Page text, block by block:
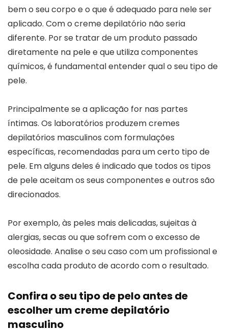
bem o seu corpo e o que é adequado para nele ser
aplicado. Com o creme depilatório não seria
diferente. Por se tratar de um produto passado
diretamente na pele e que utiliza componentes
químicos, é fundamental entender qual o seu tipo de
pele.
Principalmente se a aplicação for nas partes
íntimas. Os laboratórios produzem cremes
depilatórios masculinos com formulações
específicas, recomendadas para um certo tipo de
pele. Em alguns deles é indicado que todos os tipos
de pele aceitam os seus componentes e outros são
direcionados.
Por exemplo, às peles mais delicadas, sujeitas à
alergias, secas ou que sofrem com o excesso de
oleosidade. Analise o seu caso com um profissional e
escolha cada produto de acordo com o resultado.
Confira o seu tipo de pelo antes de
escolher um creme depilatório
masculino